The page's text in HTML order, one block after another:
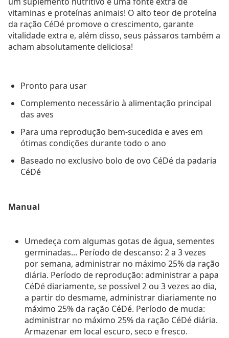
vitaminas e proteínas animais! O alto teor de proteína
da ração CéDé promove o crescimento, garante
vitalidade extra e, além disso, seus pássaros também a
acham absolutamente deliciosa!
Pronto para usar
Complemento necessário à alimentação principal
das aves
Para uma reprodução bem-sucedida e aves em
ótimas condições durante todo o ano
Baseado no exclusivo bolo de ovo CéDé da padaria
CéDé
Manual
Umedeça com algumas gotas de água, sementes
germinadas... Período de descanso: 2 a 3 vezes
por semana, administrar no máximo 25% da ração
diária. Período de reprodução: administrar a papa
CéDé diariamente, se possível 2 ou 3 vezes ao dia,
a partir do desmame, administrar diariamente no
máximo 25% da ração CéDé. Período de muda:
administrar no máximo 25% da ração CéDé diária.
Armazenar em local escuro, seco e fresco.